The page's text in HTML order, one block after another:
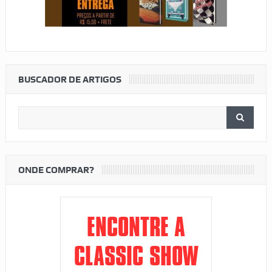
BUSCADOR DE ARTIGOS
ONDE COMPRAR?